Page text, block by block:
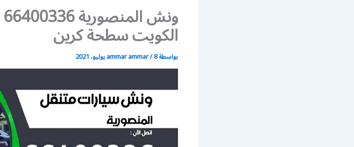
الكويت سطحة كرين
بواسطة ammar ammar/8 يوليو، 2021